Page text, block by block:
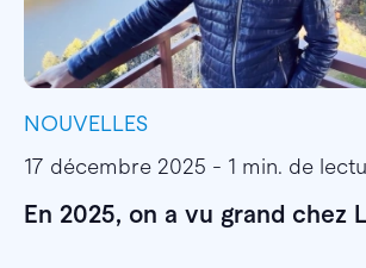
NOUVELLES
17 décembre 2025 - 1 min. de
En 2025, on a vu grand chez